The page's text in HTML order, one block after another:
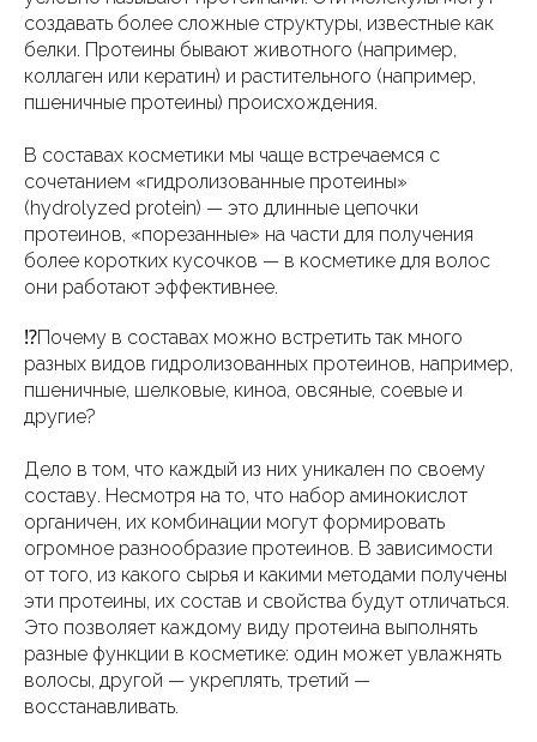
создавать более сложные структуры, известные как
белки. Протеины бывают животного (например,
коллаген или кератин) и растительного (например,
пшеничные протеины) происхождения.
В составах косметики мы чаще встречаемся с
сочетанием «гидролизованные протеины»
(hydrolyzed protein) — это длинные цепочки
протеинов, «порезанные» на части для получения
более коротких кусочков — в косметике для волос
они работают эффективнее.
⁉️Почему в составах можно встретить так много
разных видов гидролизованных протеинов, например,
пшеничные, шелковые, киноа, овсяные, соевые и
другие?
Дело в том, что каждый из них уникален по своему
составу. Несмотря на то, что набор аминокислот
органичен, их комбинации могут формировать
огромное разнообразие протеинов. В зависимости
от того, из какого сырья и какими методами получены
эти протеины, их состав и свойства будут отличаться.
Это позволяет каждому виду протеина выполнять
разные функции в косметике: один может увлажнять
волосы, другой — укреплять, третий —
восстанавливать.